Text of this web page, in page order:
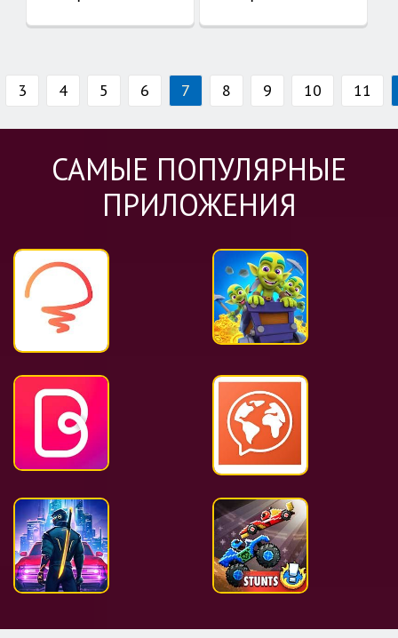
3 4 5 6 7 8 9 10 11
САМЫЕ ПОПУЛЯРНЫЕ
ПРИЛОЖЕНИЯ